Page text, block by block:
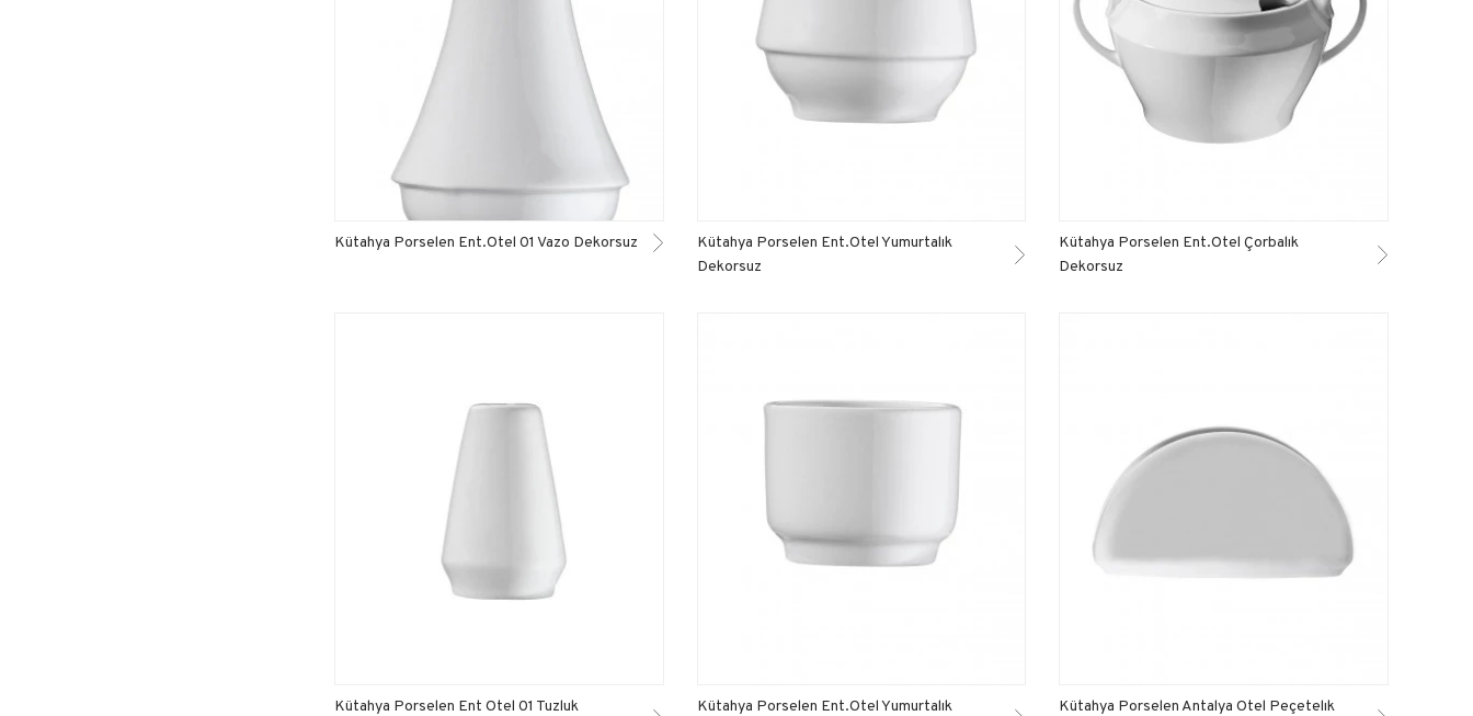
Kütahya Porselen Ent.Otel 01 Vazo Dekorsuz
Kütahya Porselen Ent.Otel Yumurtalık
Dekorsuz
Kütahya Porselen Ent.Otel Çorbalık
Dekorsuz
Kütahya Porselen Ent Otel 01 Tuzluk
Kütahya Porselen Ent.Otel Yumurtalık
Kütahya Porselen Antalya Otel Peçetelık